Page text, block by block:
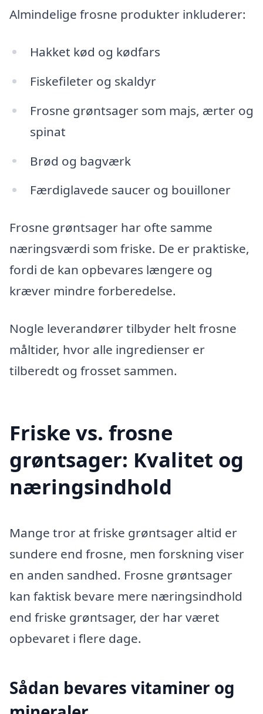
Almindelige frosne produkter inkluderer:
Hakket kød og kødfars
Fiskefileter og skaldyr
Frosne grøntsager som majs, ærter og
spinat
Brød og bagværk
Færdiglavede saucer og bouilloner
Frosne grøntsager har ofte samme
næringsværdi som friske. De er praktiske,
fordi de kan opbevares længere og
kræver mindre forberedelse.
Nogle leverandører tilbyder helt frosne
måltider, hvor alle ingredienser er
tilberedt og frosset sammen.
Friske vs. frosne
grøntsager: Kvalitet og
næringsindhold
Mange tror at friske grøntsager altid er
sundere end frosne, men forskning viser
en anden sandhed. Frosne grøntsager
kan faktisk bevare mere næringsindhold
end friske grøntsager, der har været
opbevaret i flere dage.
Sådan bevares vitaminer og